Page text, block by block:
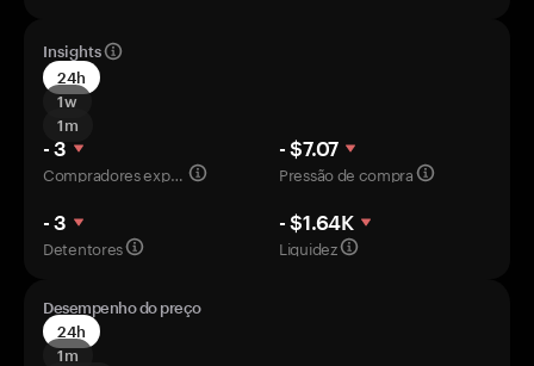
Insights
24h
1w
1m
- 3
Compradores experientes
- $7.07
Pressão de compra
- 3
Detentores
- $1.64K
Liquidez
Desempenho do preço
24h
1m